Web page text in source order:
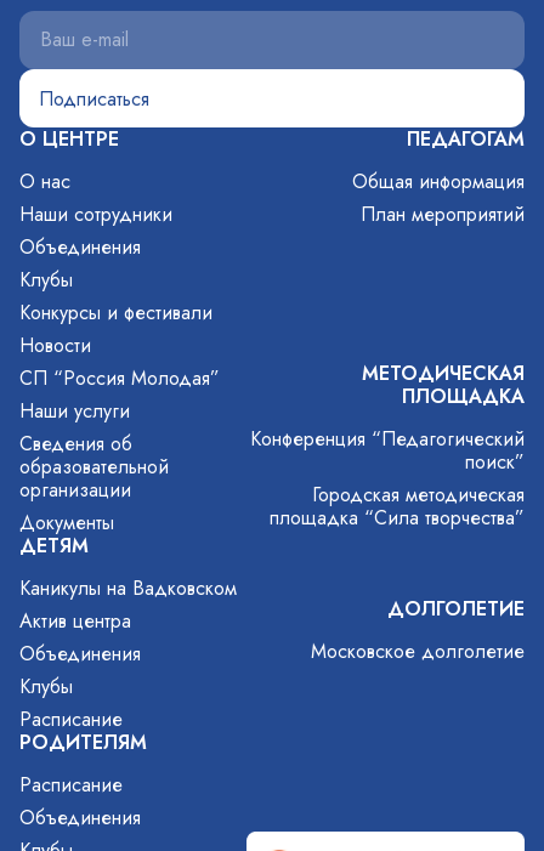
О ЦЕНТРЕ
О нас
Наши сотрудники
Объединения
Клубы
Конкурсы и фестивали
Новости
СП “Россия Молодая”
Наши услуги
Сведения об
образовательной
организации
Документы
ДЕТЯМ
Каникулы на Вадковском
Актив центра
Объединения
Клубы
Расписание
РОДИТЕЛЯМ
Расписание
Объединения
ПЕДАГОГАМ
Общая информация
План мероприятий
МЕТОДИЧЕСКАЯ
ПЛОЩАДКА
Конференция “Педагогический
поиск”
Городская методическая
площадка “Сила творчества”
ДОЛГОЛЕТИЕ
Московское долголетие